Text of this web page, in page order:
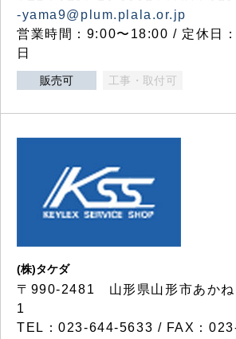
-yama9@plum.plala.or.jp
営業時間：9:00〜18:00 / 定休日
日
販売可 工事・取付可
(株)タケダ
〒990-2481 山形県山形市あかね
1
TEL：023-644-5633 / FAX：